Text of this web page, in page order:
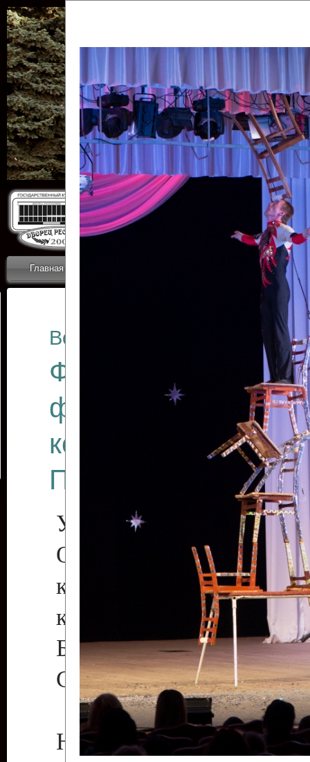
Главная Новости
ОТЧЕТЫ ГКЦ
Все отчеты
Финал
фестиваля
коллективов
Приднестровского
Участники фестиваля:
Образцовый
коллектив
культуры с.
Бендеры ,
Светлана Георгиевна
Народный цирковой